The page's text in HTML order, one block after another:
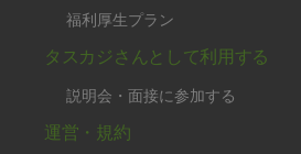
福利厚生プラン
タスカジさんとして利用する
説明会・面接に参加する
運営・規約